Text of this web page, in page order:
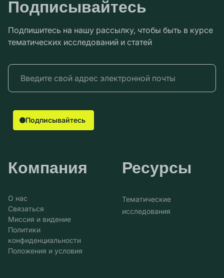
Компания
О нас
Связаться
Миссия и видение
Политики
конфиденциальности
Положения и условия
Ресурсы
Тематические
исследования
Подписывайтесь
Подпишитесь на нашу рассылку, чтобы быть в курсе
тематических исследований и статей
Подписывайтесь